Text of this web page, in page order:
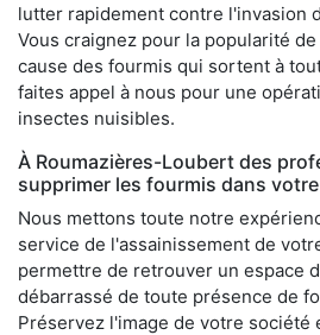
lutter rapidement contre l'invasion
Vous craignez pour la popularité
cause des fourmis qui sortent à
faites appel à nous pour une
insectes nuisibles.
À Roumazières-Loubert des
supprimer les fourmis dans
Nous mettons toute notre
service de l'assainissement de
permettre de retrouver un espace
débarrassé de toute présence de
Préservez l'image de votre société